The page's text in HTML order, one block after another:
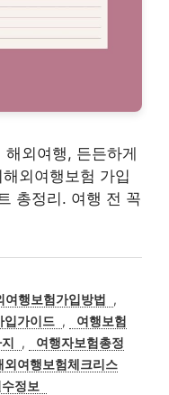
외여행, 든든하게
외여행보험 가입
총정리. 여행 전 꼭
여행보험가입방법
,
입가이드 ,
여행보험
,
여행자보험총정
외여행보험체크리스
정보